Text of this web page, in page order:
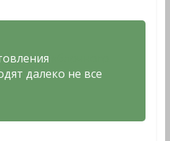
далеко не все